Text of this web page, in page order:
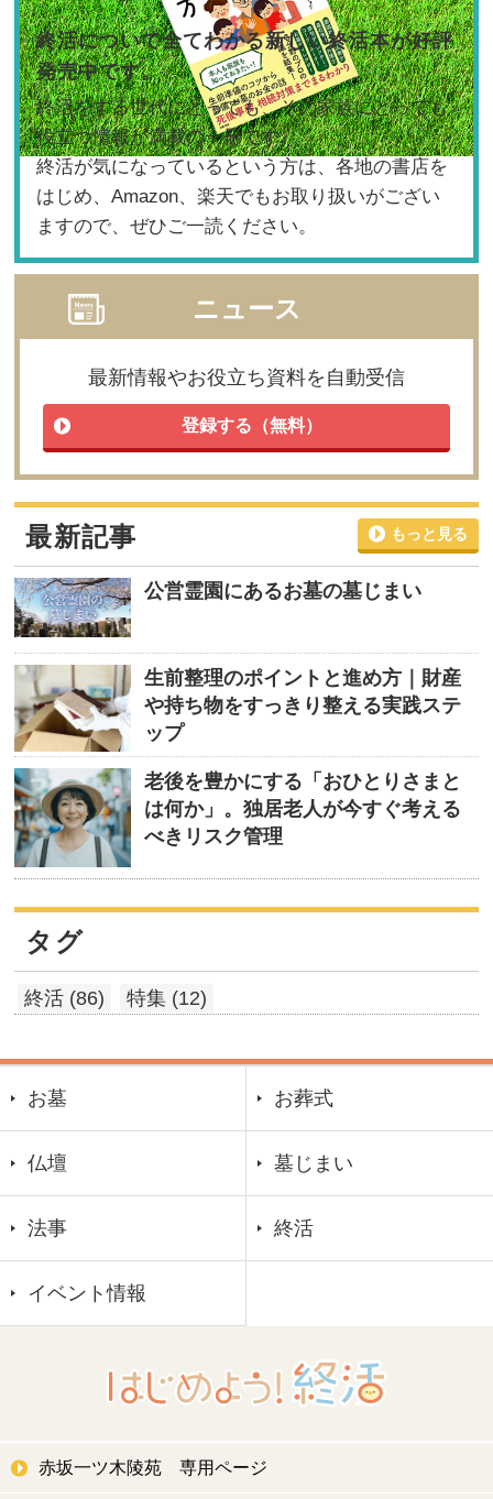
終活について全てわかる新しい終活本が好評
発売中です。
終活をする世代にとっても、その家族にとっても
役立つ情報が満載の一冊です。
終活が気になっているという方は、各地の書店を
はじめ、Amazon、楽天でもお取り扱いがござい
ますので、ぜひご一読ください。
ニュース
最新情報やお役立ち資料を自動受信
登録する（無料）
最新記事
公営霊園にあるお墓の墓じまい
生前整理のポイントと進め方｜財産
や持ち物をすっきり整える実践ステ
ップ
老後を豊かにする「おひとりさまと
は何か」。独居老人が今すぐ考える
べきリスク管理
もっと見る
タグ
終活 (86) 特集 (12)
お墓 お葬式
仏壇 墓じまい
法事 終活
イベント情報
赤坂一ツ木陵苑 専用ページ